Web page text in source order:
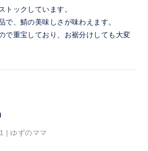
トックしています。
で、鯖の美味しさが味わえます。
で重宝しており、お裾分けしても大変
| ゆずのママ